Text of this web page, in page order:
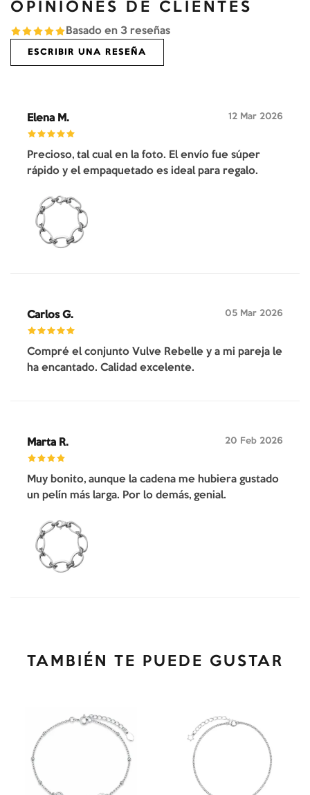
OPINIONES DE CLIENTES
Basado en 3 reseñas
ESCRIBIR UNA RESEÑA
Elena M. 12 Mar 2026
Precioso, tal cual en la foto. El envío fue súper
rápido y el empaquetado es ideal para regalo.
Carlos G. 05 Mar 2026
Compré el conjunto Vulve Rebelle y a mi pareja le
ha encantado. Calidad excelente.
Marta R. 20 Feb 2026
Muy bonito, aunque la cadena me hubiera gustado
un pelín más larga. Por lo demás, genial.
TAMBIÉN TE PUEDE GUSTAR